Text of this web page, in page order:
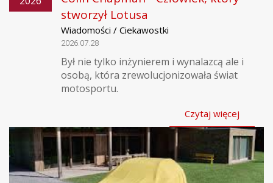
stworzył Lotusa
Wiadomości / Ciekawostki
2026.07.28
Był nie tylko inżynierem i wynalazcą ale i
osobą, która zrewolucjonizowała świat
motosportu.
Czytaj więcej